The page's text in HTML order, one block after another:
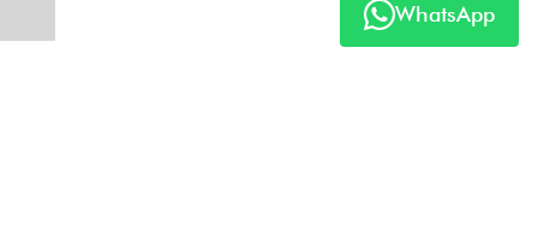
WhatsApp